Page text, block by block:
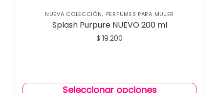
NUEVA COLECCIÓN, PERFUMES PARA MUJER
Splash Purpure NUEVO 200 ml
$ 19.200
Seleccionar opciones